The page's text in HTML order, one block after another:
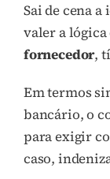
Sai de cena a
valer a lógica
fornecedor,
Em termos
bancário, o
para exigir
caso,